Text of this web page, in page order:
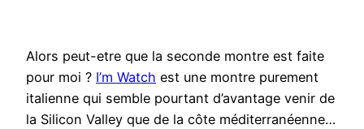
Alors peut-etre que la seconde montre est faite
pour moi ? I’m Watch est une montre purement
italienne qui semble pourtant d’avantage venir de
la Silicon Valley que de la côte méditerranéenne…